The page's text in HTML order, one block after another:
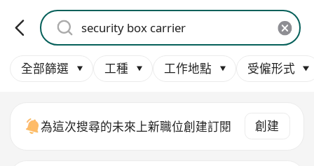
全部篩選 工種 工作地點 受僱形式
為這次搜尋的未來上新職位創建訂閱 創建